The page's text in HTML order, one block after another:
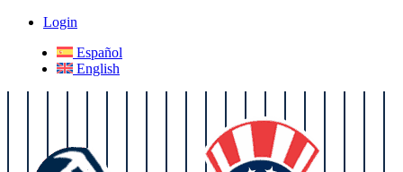
Login
Español
English